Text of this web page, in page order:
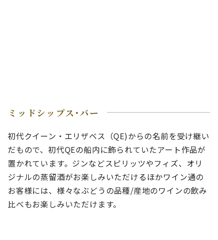
ミッドシップス･バー
初代クイーン・エリザベス（QE)からの名前を受け継い
だもので、初代QEの船内に飾られていたアート作品が
置かれています。ジンなどスピリッツやフィズ、オリ
ジナルの蒸留酒がお楽しみいただけるほかワイン通の
お客様には、様々なぶどうの品種/産地のワインの飲み
比べもお楽しみいただけます。